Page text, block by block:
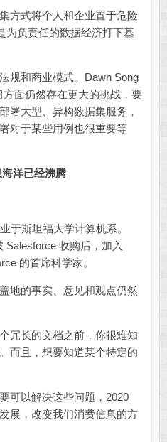
式将个人和企业置于危险
为负责任的数据经济打下基
和商业模式。Dawn Song
面仍然存在更大的挑战，要
署大型、异构数据集服务，
对于某些用例也很重要等
洋已经沸腾
斯坦福大学计算机系。
Salesforce 收购后，加入
的首席科学家。
的事实、意见和观点仍然
长的文档之前，你很难知
而且，想要知道某个特定的
以解决这些问题，2020
展，改变我们消费信息的方